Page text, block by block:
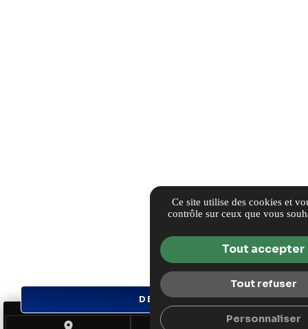
DEMANDE DE DEVIS
Ce site utilise des cookies et
contrôle sur ceux que vous
Tout accepter
Tout refuser
Personnaliser